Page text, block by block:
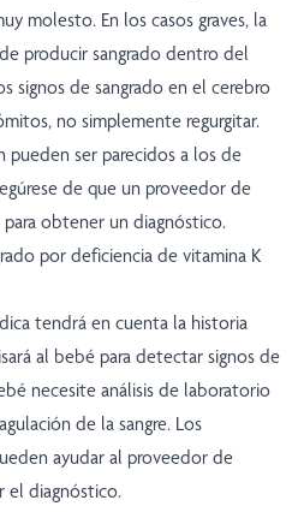
molesto. En los casos graves, la
producir sangrado dentro del
signos de sangrado en el cerebro
no simplemente regurgitar.
pueden ser parecidos a los de
de que un proveedor de
obtener un diagnóstico.
por deficiencia de vitamina K
tendrá en cuenta la historia
al bebé para detectar signos de
necesite análisis de laboratorio
de la sangre. Los
ayudar al proveedor de
el diagnóstico.